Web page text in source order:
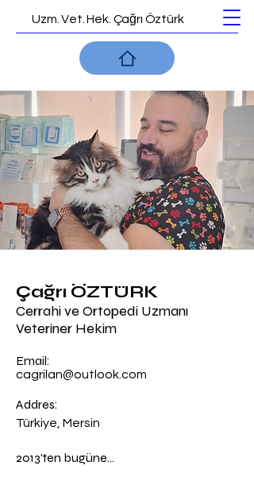
Uzm. Vet. Hek. Çağrı Öztürk
Çağrı ÖZTÜRK
Cerrahi ve Ortopedi Uzmanı
Veteriner Hekim
Email:
cagrilan@outlook.com
Addres:
Türkiye, Mersin
2013'ten bugüne...